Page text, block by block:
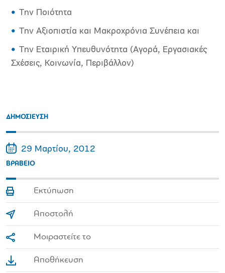
Την Ποιότητα
Την Αξιοπιστία και Μακροχρόνια Συνέπεια και
Την Εταιρική Υπευθυνότητα (Αγορά, Εργασιακές
Σχέσεις, Κοινωνία, Περιβάλλον)
ΔΗΜΟΣΙΕΥΣΗ
29 Μαρτίου, 2012
ΒΡAΒΕΙΟ
Εκτύπωση
Αποστολή
Μοιραστείτε το
Αποθήκευση